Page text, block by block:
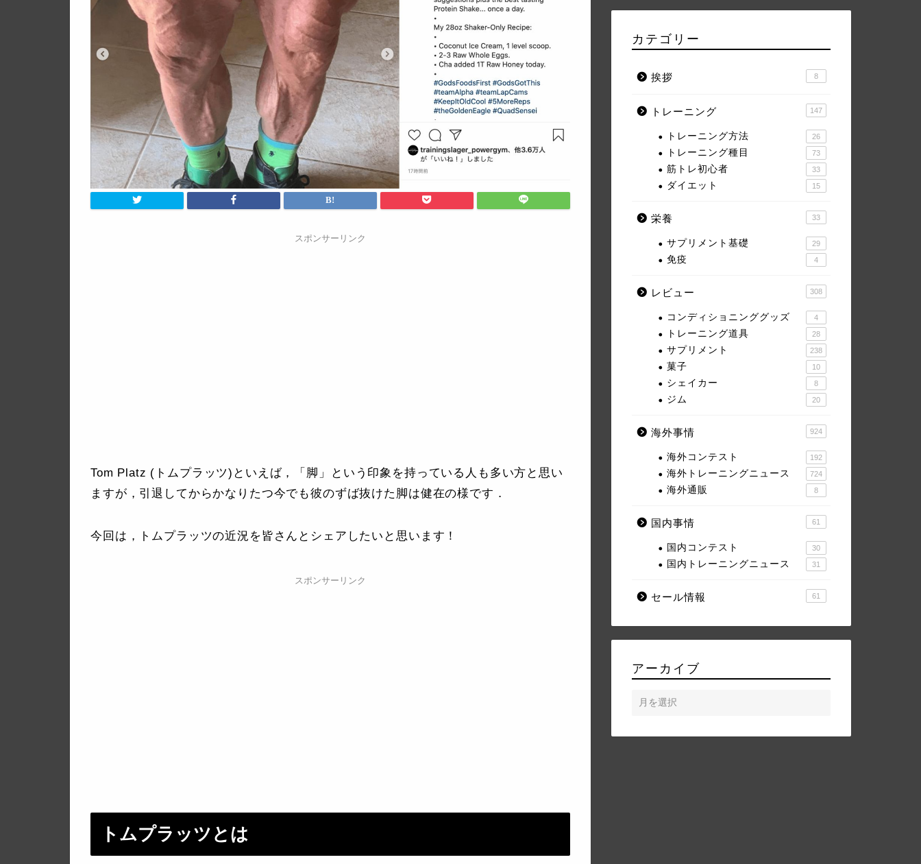
スポンサーリンク
Tom Platz (トムプラッツ)といえば，「脚」という印象を持っている人も多い方と思い
ますが，引退してからかなりたつ今でも彼のずば抜けた脚は健在の様です．
今回は，トムプラッツの近況を皆さんとシェアしたいと思います！
スポンサーリンク
トムプラッツとは
カテゴリー
挨拶 8
トレーニング 147
トレーニング方法 26
トレーニング種目 73
筋トレ初心者 33
ダイエット 15
栄養 33
サプリメント基礎 29
免疫 4
レビュー 308
コンディショニンググッズ 4
トレーニング道具 28
サプリメント 238
菓子 10
シェイカー 8
ジム 20
海外事情 924
海外コンテスト 192
海外トレーニングニュース 724
海外通販 8
国内事情 61
国内コンテスト 30
国内トレーニングニュース 31
セール情報 61
アーカイブ